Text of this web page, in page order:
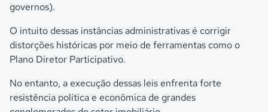
governos).
O intuito dessas instâncias administrativas é corrigir
distorções históricas por meio de ferramentas como o
Plano Diretor Participativo.
No entanto, a execução dessas leis enfrenta forte
resistência política e econômica de grandes